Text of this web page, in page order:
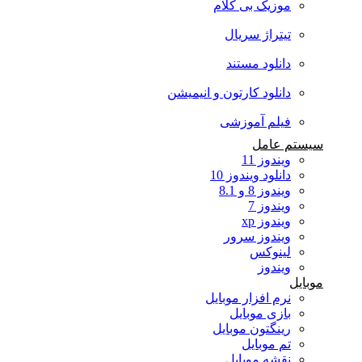
موزیک بی کلام
تیتراژ سریال
دانلود مستند
دانلود کارتون و انیمیشن
فیلم آموزشی
سیستم عامل
ویندوز 11
دانلود ویندوز 10
ویندوز 8 و 8.1
ویندوز 7
ویندوز xp
ویندوز سرور
لینوکس
ویندوز
نرم افزار موبایل
بازی موبایل
رینگتون موبایل
تم موبایل
نقشه موبایل